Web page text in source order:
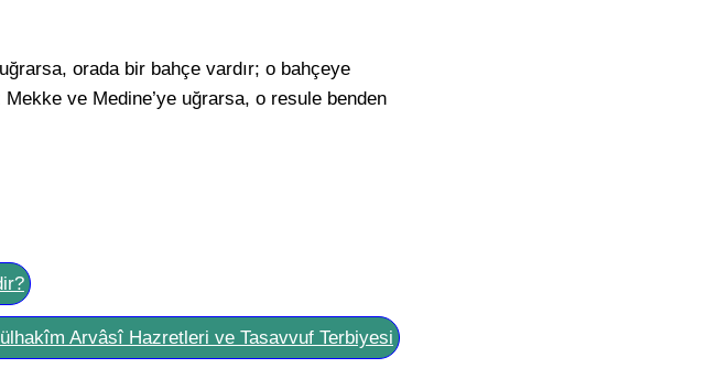
orada bir bahçe vardır; o bahçeye
ve Medine’ye uğrarsa, o resule benden
Arvâsî Hazretleri ve Tasavvuf Terbiyesi